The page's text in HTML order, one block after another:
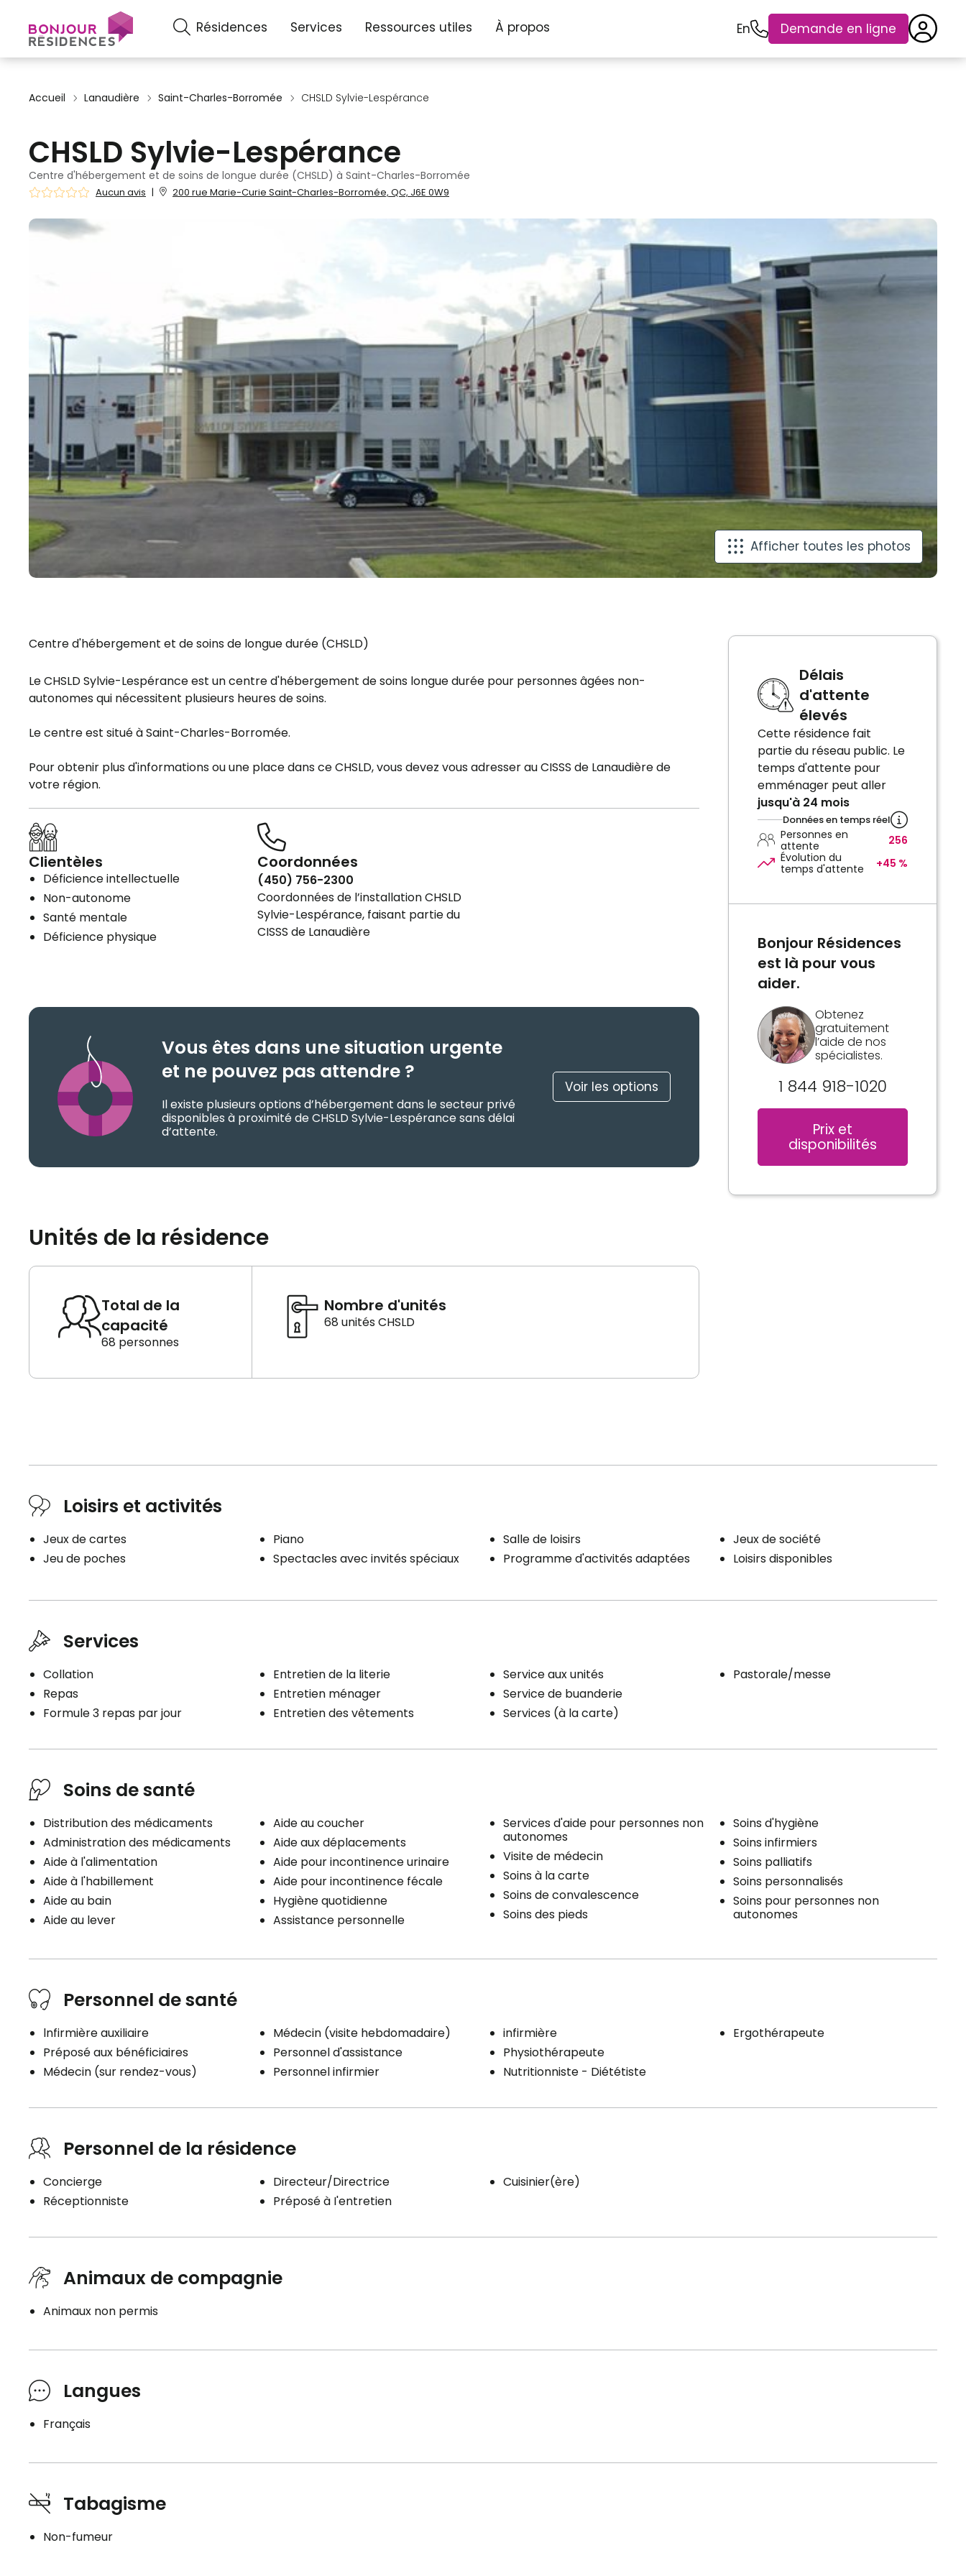
Résidences Services Ressources utiles À propos En Demande en ligne
Accueil Lanaudière Saint-Charles-Borromée CHSLD Sylvie-Lespérance
CHSLD Sylvie-Lespérance
Centre d'hébergement et de soins de longue durée (CHSLD) à Saint-Charles-Borromée
Aucun avis | 200 rue Marie-Curie Saint-Charles-Borromée, QC, J6E 0W9
Afficher toutes les photos
Centre d'hébergement et de soins de longue durée (CHSLD)
Le CHSLD Sylvie-Lespérance est un centre d'hébergement de soins longue durée pour personnes âgées non-
autonomes qui nécessitent plusieurs heures de soins.
Le centre est situé à Saint-Charles-Borromée.
Pour obtenir plus d'informations ou une place dans ce CHSLD, vous devez vous adresser au CISSS de Lanaudière de
votre région.
Clientèles
Déficience intellectuelle
Non-autonome
Santé mentale
Déficience physique
Coordonnées
(450) 756-2300
Coordonnées de l’installation CHSLD
Sylvie-Lespérance, faisant partie du
CISSS de Lanaudière
Vous êtes dans une situation urgente
et ne pouvez pas attendre ?
Il existe plusieurs options d’hébergement dans le secteur privé
disponibles à proximité de CHSLD Sylvie-Lespérance sans délai
d’attente.
Voir les options
Unités de la résidence
Total de la
capacité
68 personnes
Nombre d'unités
68 unités CHSLD
Délais
d'attente
élevés
Cette résidence fait
partie du réseau public. Le
temps d'attente pour
emménager peut aller
jusqu'à 24 mois
Données en temps réel
Personnes en
attente
256
Évolution du
temps d'attente
+45 %
Bonjour Résidences
est là pour vous
aider.
Obtenez
gratuitement
l’aide de nos
spécialistes.
1 844 918-1020
Prix et
disponibilités
Loisirs et activités
Jeux de cartes
Jeu de poches
Piano
Spectacles avec invités spéciaux
Salle de loisirs
Programme d'activités adaptées
Jeux de société
Loisirs disponibles
Services
Collation
Repas
Formule 3 repas par jour
Entretien de la literie
Entretien ménager
Entretien des vêtements
Service aux unités
Service de buanderie
Services (à la carte)
Pastorale/messe
Soins de santé
Distribution des médicaments
Administration des médicaments
Aide à l'alimentation
Aide à l'habillement
Aide au bain
Aide au lever
Aide au coucher
Aide aux déplacements
Aide pour incontinence urinaire
Aide pour incontinence fécale
Hygiène quotidienne
Assistance personnelle
Services d'aide pour personnes non
autonomes
Visite de médecin
Soins à la carte
Soins de convalescence
Soins des pieds
Soins d'hygiène
Soins infirmiers
Soins palliatifs
Soins personnalisés
Soins pour personnes non
autonomes
Personnel de santé
lnfirmière auxiliaire
Préposé aux bénéficiaires
Médecin (sur rendez-vous)
Médecin (visite hebdomadaire)
Personnel d'assistance
Personnel infirmier
infirmière
Physiothérapeute
Nutritionniste - Diététiste
Ergothérapeute
Personnel de la résidence
Concierge
Réceptionniste
Directeur/Directrice
Préposé à I'entretien
Cuisinier(ère)
Animaux de compagnie
Animaux non permis
Langues
Français
Tabagisme
Non-fumeur